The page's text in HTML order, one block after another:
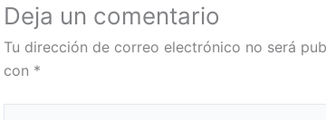
Deja un comentario
Tu dirección de correo electrónico no será
con *